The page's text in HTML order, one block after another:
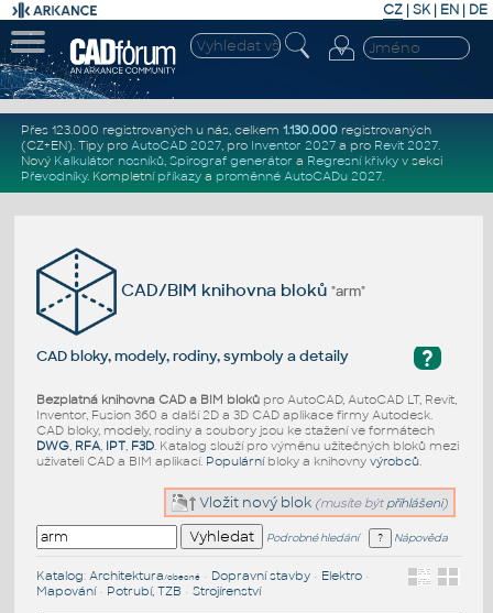
CZ | SK| EN | DE
Přes 123.000 registrovaných u nás, celkem 1.130.000registrovaných
(CZ+EN). Tipy pro AutoCAD 2027, pro Inventor 2027a pro Revit 2027.
Nový Kalkulátor nosníků, Spirograf generátor a Regresní křivkyv sekci
Převodníky. Kompletní příkazya proměnné AutoCADu 2027.
CAD/BIM knihovna bloků"arm"
?
CAD bloky, modely, rodiny, symboly a detaily
Bezplatná knihovna CAD a BIM blokůpro AutoCAD, AutoCAD LT, Revit,
Inventor, Fusion 360 a další 2D a 3D CAD aplikace firmy Autodesk.
CAD bloky, modely, rodiny a soubory jsou ke stažení ve formátech
DWG, RFA, IPT, F3D. Katalog slouží pro výměnu užitečných bloků mezi
uživateli CAD a BIM aplikací. Populárníbloky a knihovny výrobců.
Vložit nový blok (musíte být přihlášeni)
Podrobné hledání Nápověda
Katalog: Architektura/obecné• Dopravní stavby• Elektro•
Mapování• Potrubí, TZB • Strojírenství